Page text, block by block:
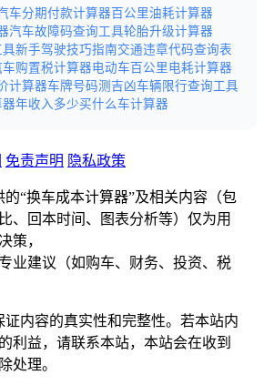
车分期付款计算器 百公里油耗计算器
汽车故障码查询工具轮胎升级计算器
新手驾驶技巧指南交通违章代码查询表
车购置税计算器电动车百公里电耗计算器
计算器车牌号码测吉凶车辆限行查询工具
年收入多少买什么车计算器
免责声明 隐私政策
的“换车成本计算器”及相关内容（包
、回本时间、图表分析等）仅为用
策，
业建议（如购车、财务、投资、税
证内容的真实性和完整性。若本站内
利益，请联系本站，本站会在收到
处理。